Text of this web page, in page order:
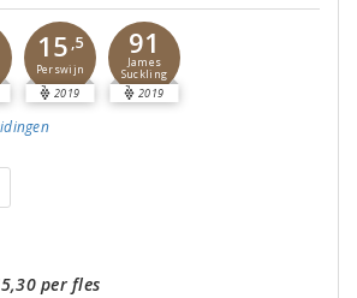
15 ,5
Perswijn
2019
91
James
Suckling
2019
per fles